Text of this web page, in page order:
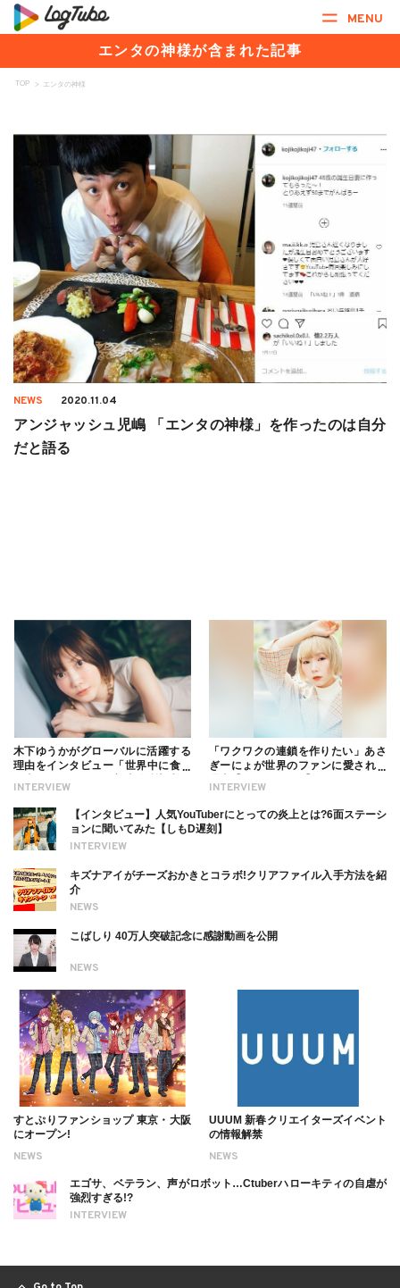
MENU
エンタの神様が含まれた記事
TOP > エンタの神様
NEWS 2020.11.04
アンジャッシュ児嶋 「エンタの神様」を作ったのは自分
だと語る
INTERVIEW
木下ゆうかがグローバルに活躍する
理由をインタビュー「世界中に食べ
ついても
INTERVIEW
「ワクワクの連鎖を作りたい」あさ
ぎーにょが世界のファンに愛される
INTERVIEW
【インタビュー】人気YouTuberにとっての炎上とは?6面ステーシ
ョンに聞いてみた【しもD遅刻】
NEWS
キズナアイがチーズおかきとコラボ!クリアファイル入手方法を紹
介
NEWS
こばしり 40万人突破記念に感謝動画を公開
NEWS
すとぷりファンショップ 東京・大阪
にオープン!
NEWS
UUUM 新春クリエイターズイベント
の情報解禁
INTERVIEW
エゴサ、ベテラン、声がロボット…Ctuberハローキティの自虐が
強烈すぎる!?